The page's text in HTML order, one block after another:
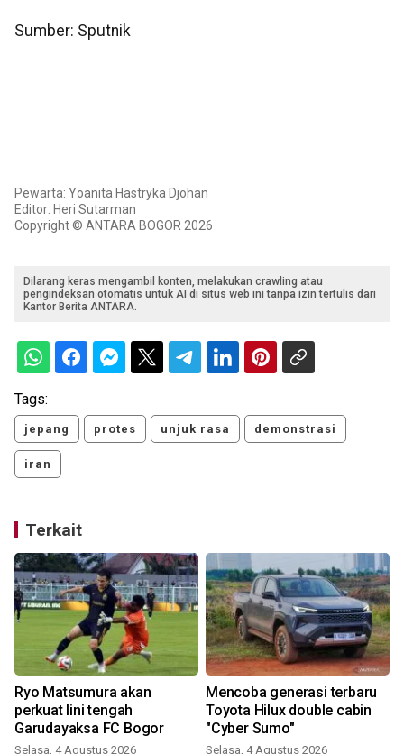
Sumber: Sputnik
Pewarta: Yoanita Hastryka Djohan
Editor: Heri Sutarman
Copyright © ANTARA BOGOR 2026
Dilarang keras mengambil konten, melakukan crawling atau
pengindeksan otomatis untuk AI di situs web ini tanpa izin tertulis dari
Kantor Berita ANTARA.
Tags:
jepang protes unjuk rasa demonstrasi
iran
Terkait
Ryo Matsumura akan
perkuat lini tengah
Garudayaksa FC Bogor
Selasa, 4 Agustus 2026
Mencoba generasi terbaru
Toyota Hilux double cabin
"Cyber Sumo"
Selasa, 4 Agustus 2026